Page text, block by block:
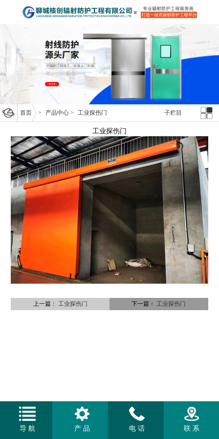
首页 > 产品中心 > 工业探伤门 子栏目
工业探伤门
上一篇： 工业探伤门 下一篇：工业探伤门
导 航 产 品 电 话 联 系